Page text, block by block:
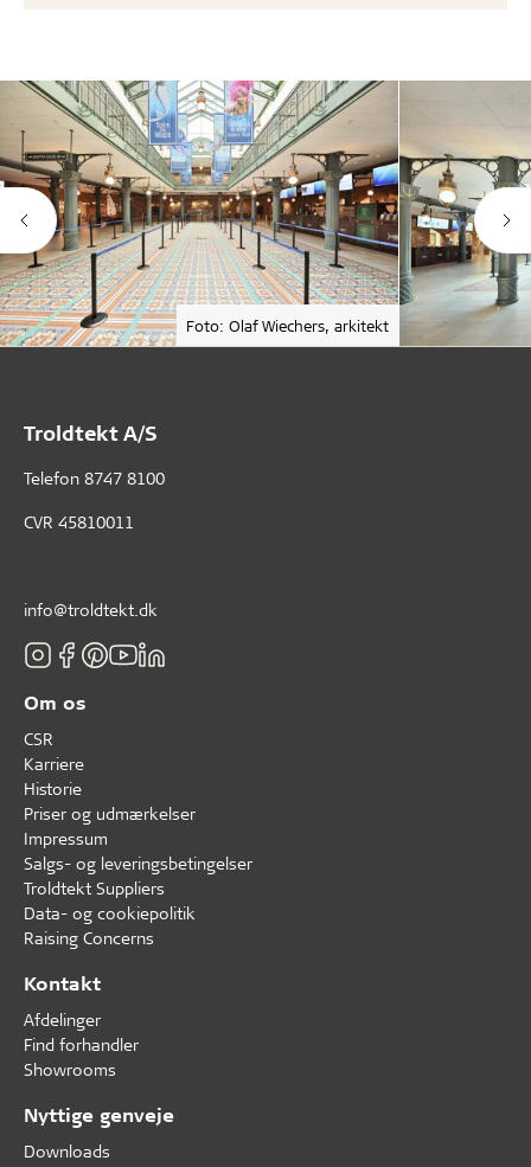
Foto: Olaf Wiechers, arkitekt
Troldtekt A/S
Telefon 8747 8100
CVR 45810011
info@troldtekt.dk
Om os
CSR
Karriere
Historie
Priser og udmærkelser
Impressum
Salgs- og leveringsbetingelser
Troldtekt Suppliers
Data- og cookiepolitik
Raising Concerns
Kontakt
Afdelinger
Find forhandler
Showrooms
Nyttige genveje
Downloads